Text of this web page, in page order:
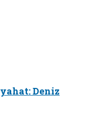
Deniz